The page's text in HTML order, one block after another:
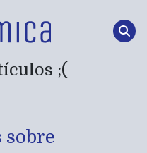
;(
sobre